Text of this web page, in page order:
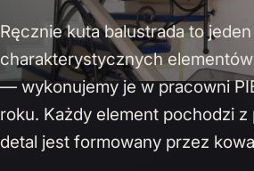
Ręcznie kuta balustrada to
charakterystycznych
— wykonujemy je w pracowni
roku. Każdy element pochodzi z
detal jest formowany przez